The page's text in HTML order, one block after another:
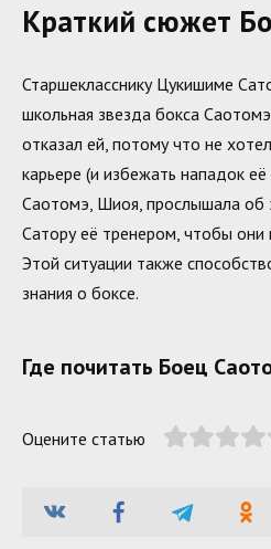
Краткий сюжет
Старшекласснику Цукишиме
школьная звезда бокса
отказал ей, потому что не
карьере (и избежать нападок
Саотомэ, Шиоя, прослышала об
Сатору её тренером, чтобы они
Этой ситуации также
знания о боксе.
Где почитать Боец
Оцените статью